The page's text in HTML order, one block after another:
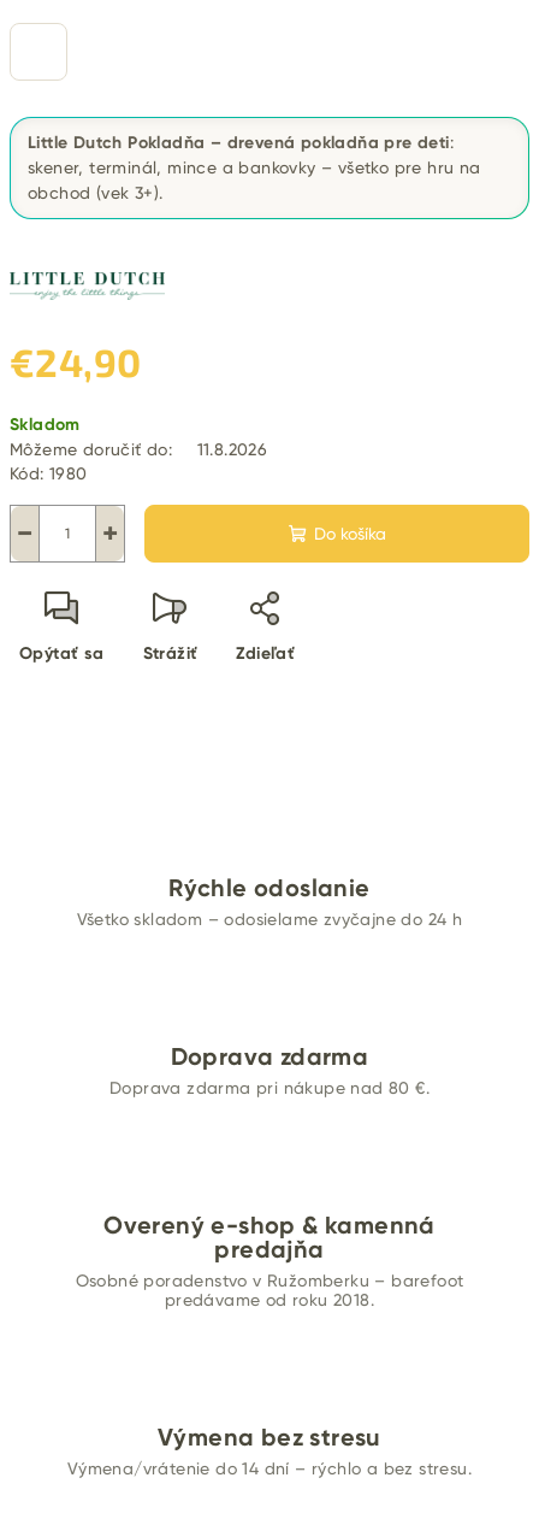
Little Dutch Pokladňa – drevená pokladňa pre deti:
skener, terminál, mince a bankovky – všetko pre hru na
obchod (vek 3+).
€24,90
cena:
Skladom
Môžeme doručiť do:
11.8.2026
Kód: 1980
+
− Do košíka
Opýtať sa Strážiť Zdieľať
Rýchle odoslanie
Všetko skladom – odosielame zvyčajne do 24 h
Doprava zdarma
Doprava zdarma pri nákupe nad 80 €.
Overený e-shop & kamenná
predajňa
Osobné poradenstvo v Ružomberku – barefoot
predávame od roku 2018.
Výmena bez stresu
Výmena/vrátenie do 14 dní – rýchlo a bez stresu.